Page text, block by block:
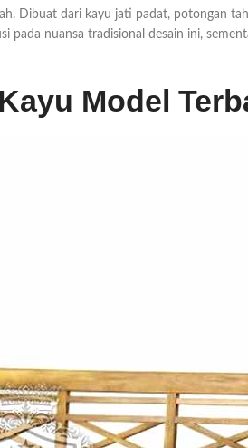
Dibuat dari kayu jati padat, potongan
nuansa tradisional desain ini,
Model